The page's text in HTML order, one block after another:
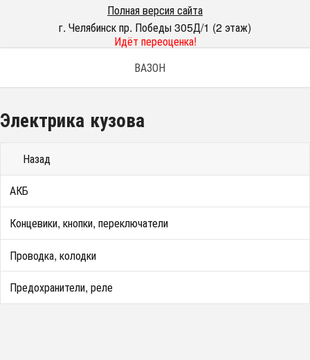
Полная версия сайта
г. Челябинск пр. Победы 305Д/1 (2 этаж)
Идёт переоценка!
ВАЗОН
Электрика кузова
Назад
АКБ
Концевики, кнопки, переключатели
Проводка, колодки
Предохранители, реле